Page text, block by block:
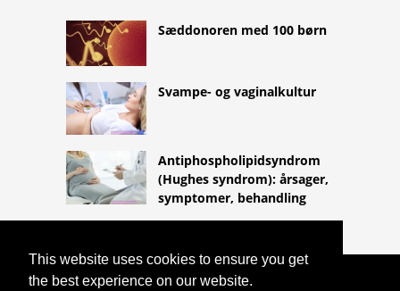
This website uses cookies to ensure you get
the best experience on our website.
Sæddonoren med 100 børn
Svampe- og vaginalkultur
Antiphospholipidsyndrom
(Hughes syndrom): årsager,
symptomer, behandling
COPYRIGHT 2026